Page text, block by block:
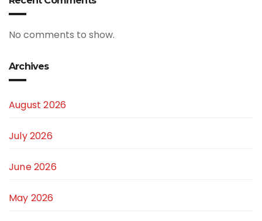
No comments to show.
Archives
August 2026
July 2026
June 2026
May 2026